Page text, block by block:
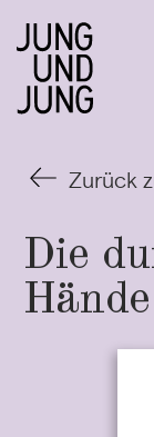
Zurück
Die
Hände